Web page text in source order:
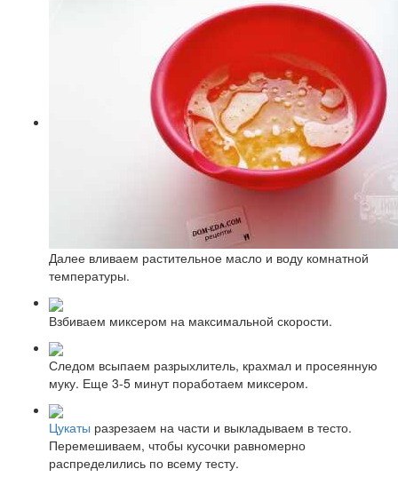
Далее вливаем растительное масло и воду комнатной
температуры.
Взбиваем миксером на максимальной скорости.
Следом всыпаем разрыхлитель, крахмал и просеянную
муку. Еще 3-5 минут поработаем миксером.
Цукаты разрезаем на части и выкладываем в тесто.
Перемешиваем, чтобы кусочки равномерно
распределились по всему тесту.